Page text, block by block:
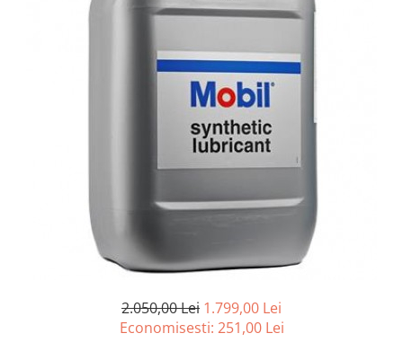
Accesorii spalare si uscare
Intretinere moto
Intretinere barci
Recipiente si pulverizatoare
2.050,00 Lei 1.799,00 Lei
Economisesti: 251,00 Lei